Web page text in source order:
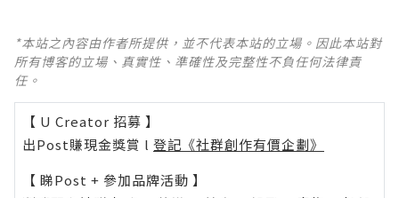
*本站之內容由作者所提供，並不代表本站的立場。因此本站對
所有博客的立場、真實性、準確性及完整性不負任何法律責
任。
【 U Creator 招募 】
出Post賺現金獎賞 l 登記《社群創作有價企劃》
【 睇Post + 參加品牌活動 】